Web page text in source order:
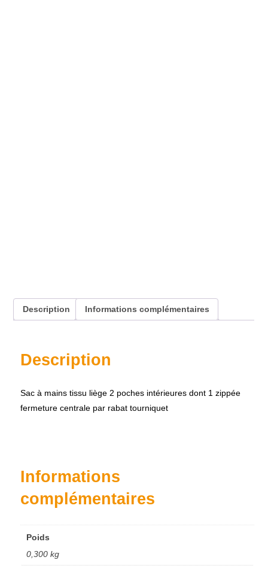
Contact
Description Informations complémentaires
Description
Sac à mains tissu liège 2 poches intérieures dont 1 zippée
fermeture centrale par rabat tourniquet
Informations
complémentaires
Poids
0,300 kg